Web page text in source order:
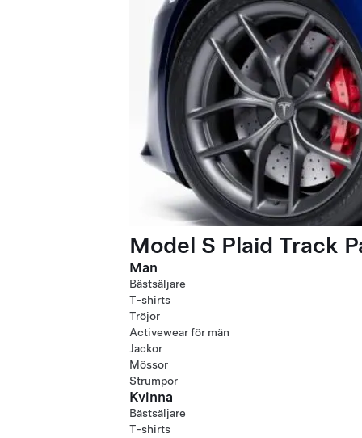
Model S Plaid Track
Man
Bästsäljare
T-shirts
Tröjor
Activewear för män
Jackor
Mössor
Strumpor
Kvinna
Bästsäljare
T-shirts